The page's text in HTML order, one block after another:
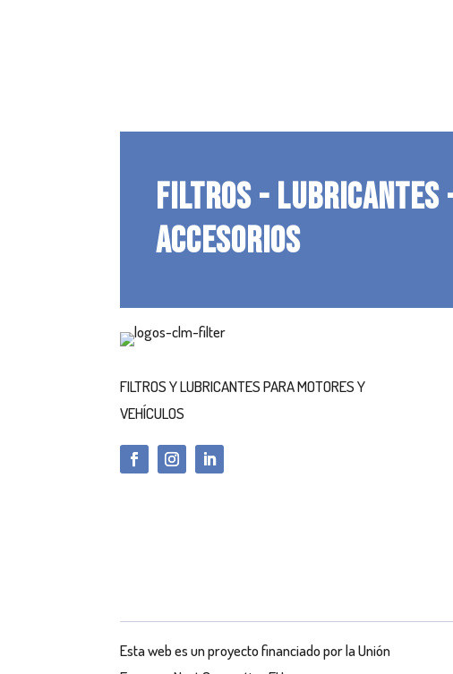
FILTROS -
ACCESORIOS
FILTROS Y LUBRICANTES PARA MOTORES Y
VEHÍCULOS
Esta web es un proyecto financiado por la Unión